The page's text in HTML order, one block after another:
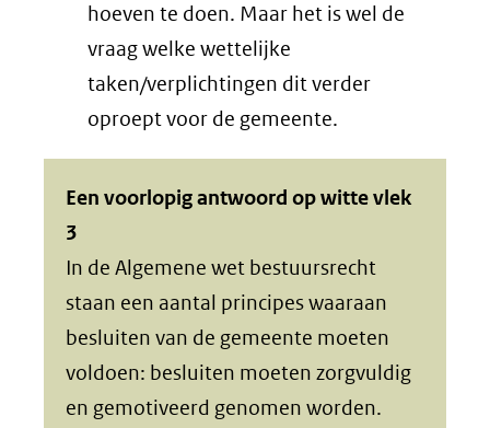
hoeven te doen. Maar het is wel de
vraag welke wettelijke
taken/verplichtingen dit verder
oproept voor de gemeente.
Een voorlopig antwoord op witte vlek
3
In de Algemene wet bestuursrecht
staan een aantal principes waaraan
besluiten van de gemeente moeten
voldoen: besluiten moeten zorgvuldig
en gemotiveerd genomen worden.